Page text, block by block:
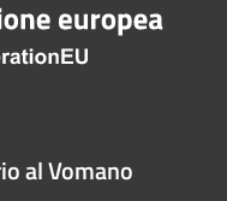
al Vomano